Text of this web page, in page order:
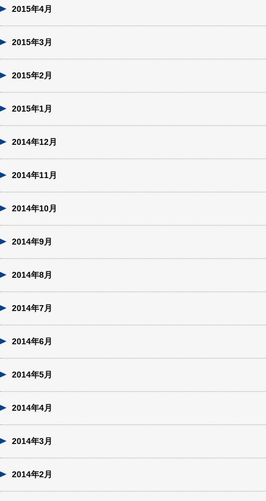
2015年4月
2015年3月
2015年2月
2015年1月
2014年12月
2014年11月
2014年10月
2014年9月
2014年8月
2014年7月
2014年6月
2014年5月
2014年4月
2014年3月
2014年2月